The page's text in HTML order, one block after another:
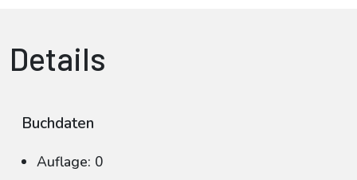
Details
Buchdaten
Auflage: 0